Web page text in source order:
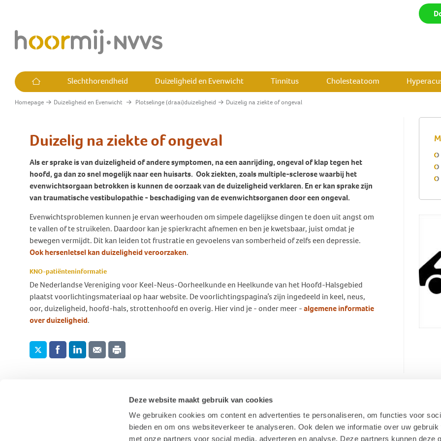
Deze website maakt gebruik van cookies
We gebruiken cookies om content en advertenties te personaliseren, om functies voor
bieden en om ons websiteverkeer te analyseren. Ook delen we informatie over uw
met onze partners voor social media, adverteren en analyse. Deze partners kunnen deze
Slechthorendheid
Leven met slechthorendheid
Ben ik slechthorend?
Hoe hoort het op de werkvloer?
Een klacht over je audicien?
Cochleair Implantaat (CI)
(BCD)
World Hearing Day
Duizeligheid en Evenwicht
Vraagbaak
Plotselinge (draai)duizeligheid
Terugkerende
(draai)duizeligheid
Behandeling Duizeligheid en
Evenwicht
Ervaringsverhalen Duizeligheid
Evenwichtsproblemen bij
kinderen
Tinnitus
Heb ik tinnitus?
Leven met tinnitus
Kinderen met tinnitus
Jongeren met tinnitus
Leidraad tinnitus huisartsen
Vraagbaak
Cholesteatoom
Ervaringsverhalen
cholesteatoom
Heb ik hyperacusis?
Leven met hyperacusis
Vraagbaak
Medisch adviseurs
Word lid of donateur
Ambassadeurs
Commissies
Hoormij∙NVVS in het land
Klachten en geschillen
Vacatures
Adverteren
Contact
Homepage Duizeligheid en Evenwicht Plotselinge (draai)duizeligheid Duizelig na ziekte of ongeval
Duizelig na ziekte of ongeval
Als er sprake is van duizeligheid of andere symptomen, na een aanrijding, ongeval of klap tegen het
hoofd, ga dan zo snel mogelijk naar een huisarts. Ook ziekten, zoals multiple-sclerose waarbij het
evenwichtsorgaan betrokken is kunnen de oorzaak van de duizeligheid verklaren. En er kan sprake zijn
van traumatische vestibulopathie - beschadiging van de evenwichtsorganen door een ongeval.
Evenwichtsproblemen kunnen je ervan weerhouden om simpele dagelijkse dingen te doen uit angst om
te vallen of te struikelen. Daardoor kan je spierkracht afnemen en ben je kwetsbaar, juist omdat je
bewegen vermijdt. Dit kan leiden tot frustratie en gevoelens van somberheid of zelfs een depressie.
Ook hersenletsel kan duizeligheid veroorzaken.
KNO-patiënteninformatie
De Nederlandse Vereniging voor Keel-Neus-Oorheelkunde en Heelkunde van het Hoofd-Halsgebied
plaatst voorlichtingsmateriaal op haar website. De voorlichtingspagina’s zijn ingedeeld in keel, neus,
oor, duizeligheid, hoofd-hals, strottenhoofd en overig. Hier vind je - onder meer -algemene informatie
over duizeligheid.